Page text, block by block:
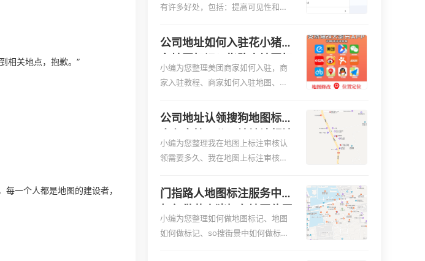
相关地点，抱歉。”
一个人都是地图的建设者，
有许多好处，包括：提高可见性和曝
置，可以增加商户的可见性和曝光
率。当潜在客户在地图上搜索相关服
务或产品时，能够快速找到标注的商
户位置，增加商户被发现的机会。方
更容易地找到商户的实际位置。特别
是对于新客户或不熟悉该地区的客户
来说，地图标注可以提供明确的导航
指引，减少客户的迷路和浪费时间的
实体指路人地图标注服务中心面的存
在。对于一些客户来说，实体指路人
地
公司地址如何入驻花小猪打
注服务中心铺如何入驻花小
小编为您整理美团商家如何入驻，商
家入驻教程、商家如何入驻地图、如
图、家政公司如何入驻美团相关地图
标注知识，详情可查看下方正文！
公司地址认领搜狗地图标注
图标注多久审核？
小编为您整理我在地图上标注审核认
领需要多久、我在地图上标注审核认
领需要多久i、我在地图上标注审核认
领需要多久Y、搜狗地图标注要多久才
显示相关地图标注知识，详情可查看
下方正文！
门指路人地图标注服务中心
标记？门指路人地图标注服
小编为您整理如何做地图标记、地图
如何做标记、so搜街景中如何做标